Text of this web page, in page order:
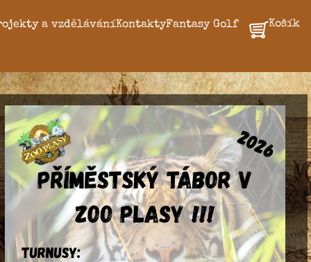
a vzděláváníKontaktyFantasy Golf Košík